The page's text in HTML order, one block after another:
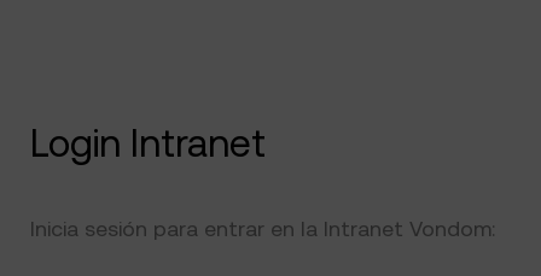
Login Intranet
Inicia sesión para entrar en la Intranet Vondom: